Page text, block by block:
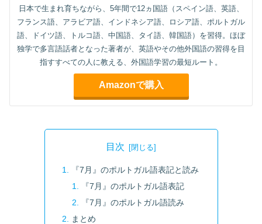
日本で生まれ育ちながら、5年間で12ヵ国語（スペイン語、英語、
フランス語、アラビア語、インドネシア語、ロシア語、ポルトガル
語、ドイツ語、トルコ語、中国語、タイ語、韓国語）を習得。ほぼ
独学で多言語話者となった著者が、英語やその他外国語の習得を目
指すすべての人に教える、外国語学習の最短ルート。
Amazonで購入
目次
『7月』のポルトガル語表記と読み
『7月』のポルトガル語表記
『7月』のポルトガル語読み
まとめ